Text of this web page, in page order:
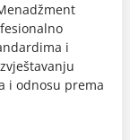
i
i odnosu prema